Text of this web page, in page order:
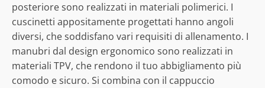
posteriore sono realizzati in materiali polimerici. I
cuscinetti appositamente progettati hanno angoli
diversi, che soddisfano vari requisiti di allenamento. I
manubri dal design ergonomico sono realizzati in
materiali TPV, che rendono il tuo abbigliamento più
comodo e sicuro. Si combina con il cappuccio